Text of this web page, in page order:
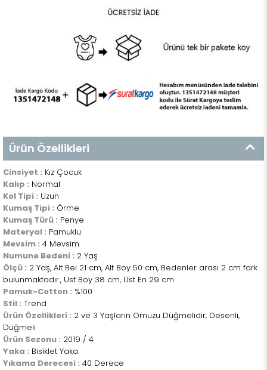
Ürün Özellikleri
Cinsiyet : Kız Çocuk
Kalıp : Normal
Kol Tipi : Uzun
Kumaş Tipi : Örme
Kumaş Türü : Penye
Materyal : Pamuklu
Mevsim : 4 Mevsim
Numune Bedeni : 2 Yaş
Ölçü : 2 Yaş, Alt Bel 21 cm, Alt Boy 50 cm, Bedenler arası 2 cm fark
bulunmaktadır., Üst Boy 38 cm, Üst En 29 cm
Pamuk-Cotton : %100
Stil : Trend
Ürün Özellikleri : 2 ve 3 Yaşların Omuzu Düğmelidir, Desenli,
Düğmeli
Ürün Sezonu : 2019 / 4
Yaka : Bisiklet Yaka
Yıkama Derecesi : 40 Derece